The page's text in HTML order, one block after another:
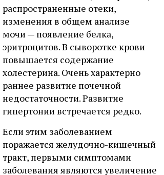
распространенные отеки,
изменения в общем анализе
мочи — появление белка,
эритроцитов. В сыворотке крови
повышается содержание
холестерина. Очень характерно
раннее развитие почечной
недостаточности. Развитие
гипертонии встречается редко.
Если этим заболеванием
поражается желудочно-кишечный
тракт, первыми симптомами
заболевания являются увеличение